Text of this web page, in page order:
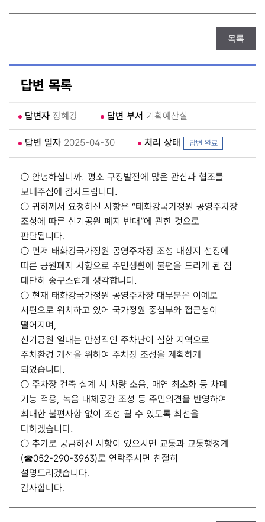
목록
답변 목록
답변자 장혜강 답변 부서 기획예산실
답변 일자 2025-04-30 처리 상태 답변 완료
○ 안녕하십니까. 평소 구정발전에 많은 관심과 협조를
보내주심에 감사드립니다.
○ 귀하께서 요청하신 사항은 “태화강국가정원 공영주차장
조성에 따른 신기공원 폐지 반대”에 관한 것으로
판단됩니다.
○ 먼저 태화강국가정원 공영주차장 조성 대상지 선정에
따른 공원폐지 사항으로 주민생활에 불편을 드리게 된 점
대단히 송구스럽게 생각합니다.
○ 현재 태화강국가정원 공영주차장 대부분은 이예로
서편으로 위치하고 있어 국가정원 중심부와 접근성이
떨어지며,
신기공원 일대는 만성적인 주차난이 심한 지역으로
주차환경 개선을 위하여 주차장 조성을 계획하게
되었습니다.
○ 주차장 건축 설계 시 차량 소음, 매연 최소화 등 차폐
기능 적용, 녹음 대체공간 조성 등 주민의견을 반영하여
최대한 불편사항 없이 조성 될 수 있도록 최선을
다하겠습니다.
○ 추가로 궁금하신 사항이 있으시면 교통과 교통행정계
(☎052-290-3963)로 연락주시면 친절히
설명드리겠습니다.
감사합니다.